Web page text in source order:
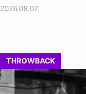
2026.08.07
THROWBACK